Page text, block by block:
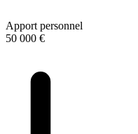
Apport personnel
50 000 €